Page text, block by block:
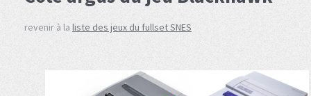
revenir à la liste des jeux du fullset SNES